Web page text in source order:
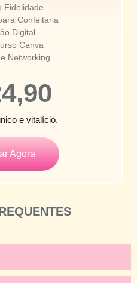
Fidelidade
Confeitaria
Digital
Canva
Networking
e vitalício.
Agora